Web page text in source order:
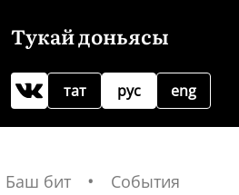
Тукай доньясы
рус
тат eng
Баш бит События